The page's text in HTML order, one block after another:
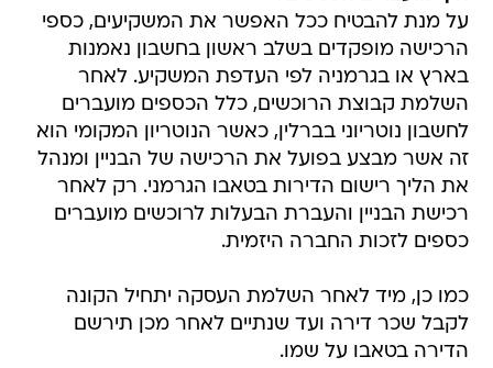
על מנת להבטיח ככל האפשר את המשקיעים, כספי
הרכישה מופקדים בשלב ראשון בחשבון נאמנות
בארץ או בגרמניה לפי העדפת המשקיע. לאחר
השלמת קבוצת הרוכשים, כלל הכספים מועברים
לחשבון נוטריוני בברלין, כאשר הנוטריון המקומי הוא
זה אשר מבצע בפועל את הרכישה של הבניין ומנהל
את הליך רישום הדירות בטאבו הגרמני. רק לאחר
רכישת הבניין והעברת הבעלות לרוכשים מועברים
כספים לזכות החברה היזמית.
כמו כן, מיד לאחר השלמת העסקה יתחיל הקונה
לקבל שכר דירה ועד שנתיים לאחר מכן תירשם
הדירה בטאבו על שמו.